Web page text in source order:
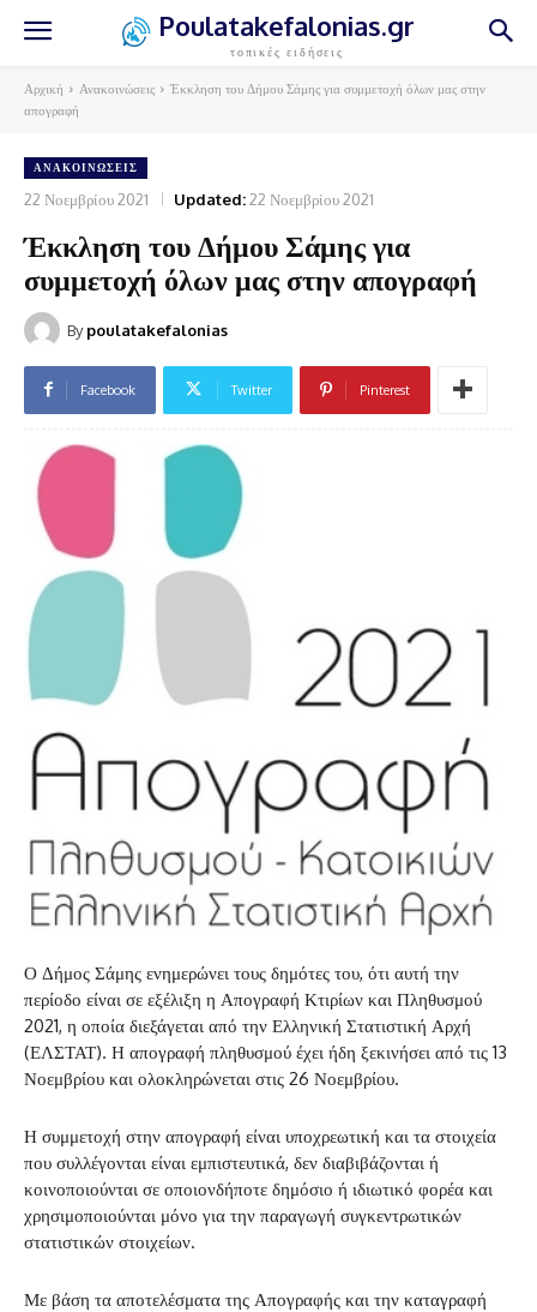
Poulatakefalonias.gr
τοπικές ειδήσεις
Αρχική Ανακοινώσεις
Έκκληση του Δήμου Σάμης για συμμετοχή όλων μας στην
απογραφή
ΑΝΑΚΟΙΝΏΣΕΙΣ
22 Νοεμβρίου 2021 Updated:22 Νοεμβρίου 2021
Έκκληση του Δήμου Σάμης για
συμμετοχή όλων μας στην απογραφή
By poulatakefalonias
Facebook Twitter Pinterest
Ο Δήμος Σάμης ενημερώνει τους δημότες του, ότι αυτή την
περίοδο είναι σε εξέλιξη η Απογραφή Κτιρίων και Πληθυσμού
2021, η οποία διεξάγεται από την Ελληνική Στατιστική Αρχή
(ΕΛΣΤΑΤ). Η απογραφή πληθυσμού έχει ήδη ξεκινήσει από τις 13
Νοεμβρίου και ολοκληρώνεται στις 26 Νοεμβρίου.
Η συμμετοχή στην απογραφή είναι υποχρεωτική και τα στοιχεία
που συλλέγονται είναι εμπιστευτικά, δεν διαβιβάζονται ή
κοινοποιούνται σε οποιονδήποτε δημόσιο ή ιδιωτικό φορέα και
χρησιμοποιούνται μόνο για την παραγωγή συγκεντρωτικών
στατιστικών στοιχείων.
Με βάση τα αποτελέσματα της Απογραφής και την καταγραφή